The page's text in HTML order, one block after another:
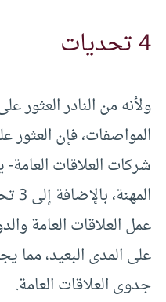
4 تحديات
ولأنه من النادر
المواصفات، فإن
شركات العلاقات
عمل العلاقات العامة
على المدى البعيد،
جدوى العلاقات العامة.